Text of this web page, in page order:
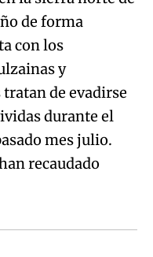
de forma
con los
y
de evadirse
durante el
mes julio.
recaudado